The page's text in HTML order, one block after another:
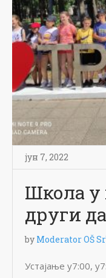
јун 7, 2022
Школа у
други
by Moderator OŠ
Устајање у7:00,